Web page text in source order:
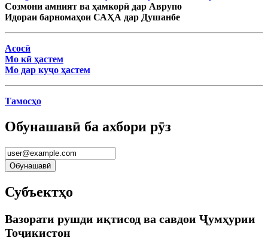
Созмони амният ва ҳамкорӣ дар Аврупо
Идораи барномаҳои САҲА дар Душанбе
Асосӣ
Мо кӣ ҳастем
Мо дар куҷо ҳастем
Тамосҳо
Обунашавӣ ба ахбори рӯз
Субъектҳо
Вазорати рушди иқтисод ва савдои Ҷумҳурии
Тоҷикистон